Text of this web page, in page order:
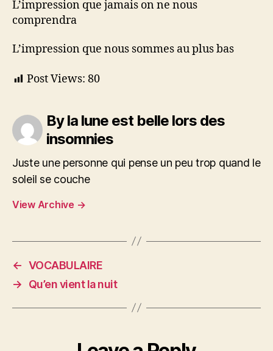
L’impression que jamais on ne nous
comprendra
L’impression que nous sommes au plus bas
Post Views: 80
By la lune est belle lors des
insomnies
Juste une personne qui pense un peu trop quand le
soleil se couche
View Archive →
← VOCABULAIRE
→
Qu’en vient la nuit